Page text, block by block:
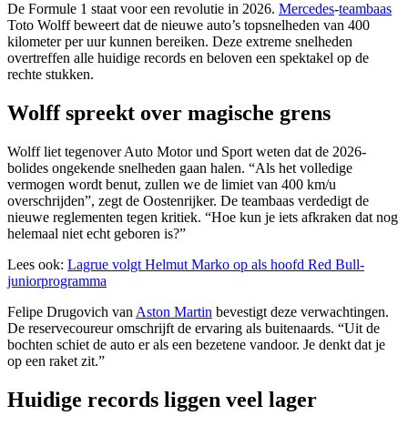
De Formule 1 staat voor een revolutie in 2026. Mercedes-teambaas
Toto Wolff beweert dat de nieuwe auto’s topsnelheden van 400
kilometer per uur kunnen bereiken. Deze extreme snelheden
overtreffen alle huidige records en beloven een spektakel op de
rechte stukken.
Wolff spreekt over magische grens
Wolff liet tegenover Auto Motor und Sport weten dat de 2026-
bolides ongekende snelheden gaan halen. “Als het volledige
vermogen wordt benut, zullen we de limiet van 400 km/u
overschrijden”, zegt de Oostenrijker. De teambaas verdedigt de
nieuwe reglementen tegen kritiek. “Hoe kun je iets afkraken dat nog
helemaal niet echt geboren is?”
Lees ook: Lagrue volgt Helmut Marko op als hoofd Red Bull-
juniorprogramma
Felipe Drugovich van Aston Martin bevestigt deze verwachtingen.
De reservecoureur omschrijft de ervaring als buitenaards. “Uit de
bochten schiet de auto er als een bezetene vandoor. Je denkt dat je
op een raket zit.”
Huidige records liggen veel lager